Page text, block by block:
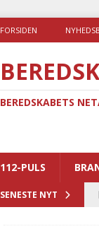
FORSIDEN
BEREDSKABETS
112-PULS
SENESTE NYT